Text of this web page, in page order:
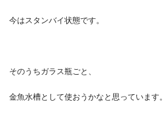
今はスタンバイ状態です。
そのうちガラス瓶ごと、
金魚水槽として使おうかなと思っています。